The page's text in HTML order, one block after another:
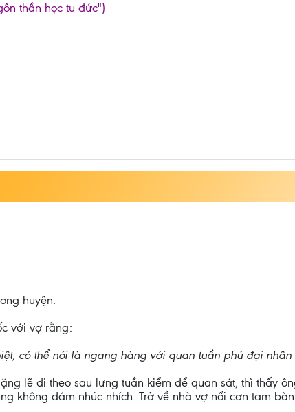
thần học tu đức")
huyện.
với vợ rằng:
có thể nói là ngang hàng với quan tuần phủ đại nhân
lẽ đi theo sau lưng tuần kiểm để quan sát, thì thấy
không dám nhúc nhích. Trở về nhà vợ nổi cơn tam